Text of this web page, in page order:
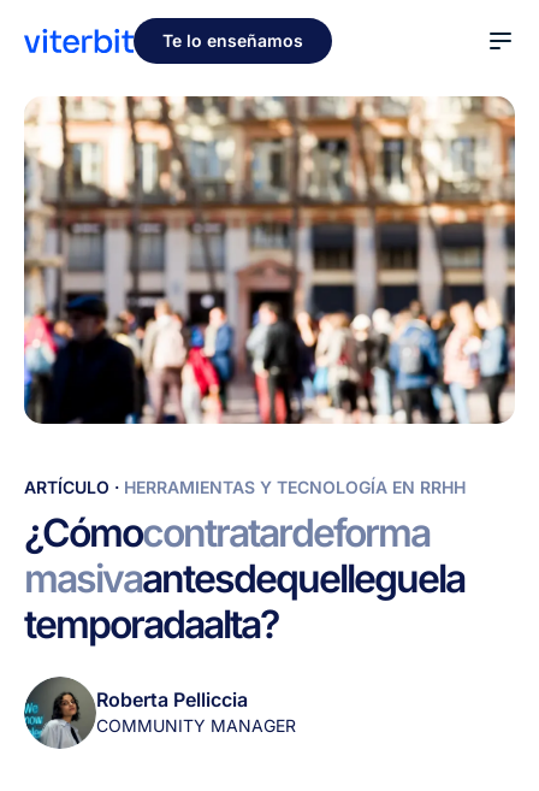
Te lo enseñamos
¿Cómo
contratar
de
forma
antes
que
llegue
la
ARTÍCULO · HERRAMIENTAS Y TECNOLOGÍA EN RRHH
¿Cómocontratardeforma
masivaantesdequelleguela
temporadaalta?
Roberta Pelliccia
COMMUNITY MANAGER